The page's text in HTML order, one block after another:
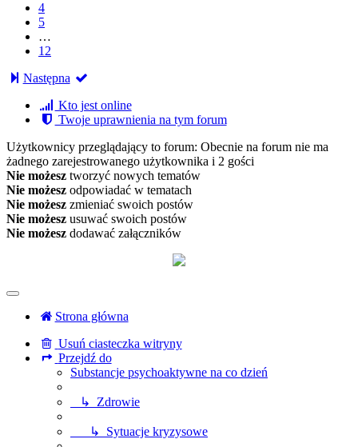
4
5
…
12
Następna
Kto jest online
Twoje uprawnienia na tym forum
Użytkownicy przeglądający to forum: Obecnie na forum nie ma
żadnego zarejestrowanego użytkownika i 2 gości
Nie możesz tworzyć nowych tematów
Nie możesz odpowiadać w tematach
Nie możesz zmieniać swoich postów
Nie możesz usuwać swoich postów
Nie możesz dodawać załączników
Strona główna
Usuń ciasteczka witryny
Przejdź do
Substancje psychoaktywne na co dzień
↳ Zdrowie
↳ Sytuacje kryzysowe